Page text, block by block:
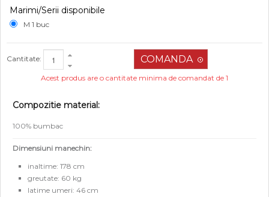
Marimi/Serii disponibile
M 1 buc
Cantitate:
Acest produs are o cantitate minima de comandat de 1
Compozitie material:
100% bumbac
Dimensiuni manechin:
inaltime: 178 cm
greutate: 60 kg
latime umeri: 46 cm